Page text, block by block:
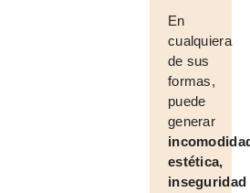
En
cualquiera
de sus
formas,
puede
generar
estética,
inseguridad